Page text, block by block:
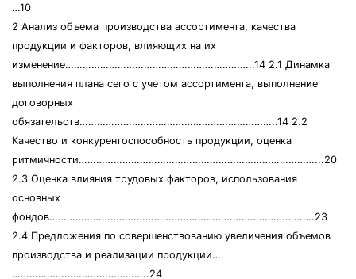
…10
2 Анализ объема производства ассортимента, качества
продукции и факторов, влияющих на их
изменение………………………………………………………..14 2.1 Динамка
выполнения плана сего с учетом ассортимента, выполнение
договорных
обязательств…………………………………………………………..14 2.2
Качество и конкурентоспособность продукции, оценка
ритмичности………………………………………………………………………...20
2.3 Оценка влияния трудовых факторов, использования
основных
фондов……………………………………………………………………………….23
2.4 Предложения по совершенствованию увеличения объемов
производства и реализации продукции….
………………………………………..24